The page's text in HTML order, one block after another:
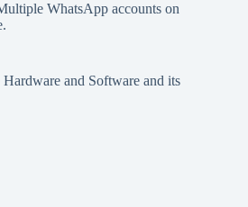
WhatsApp accounts on
and Software and its